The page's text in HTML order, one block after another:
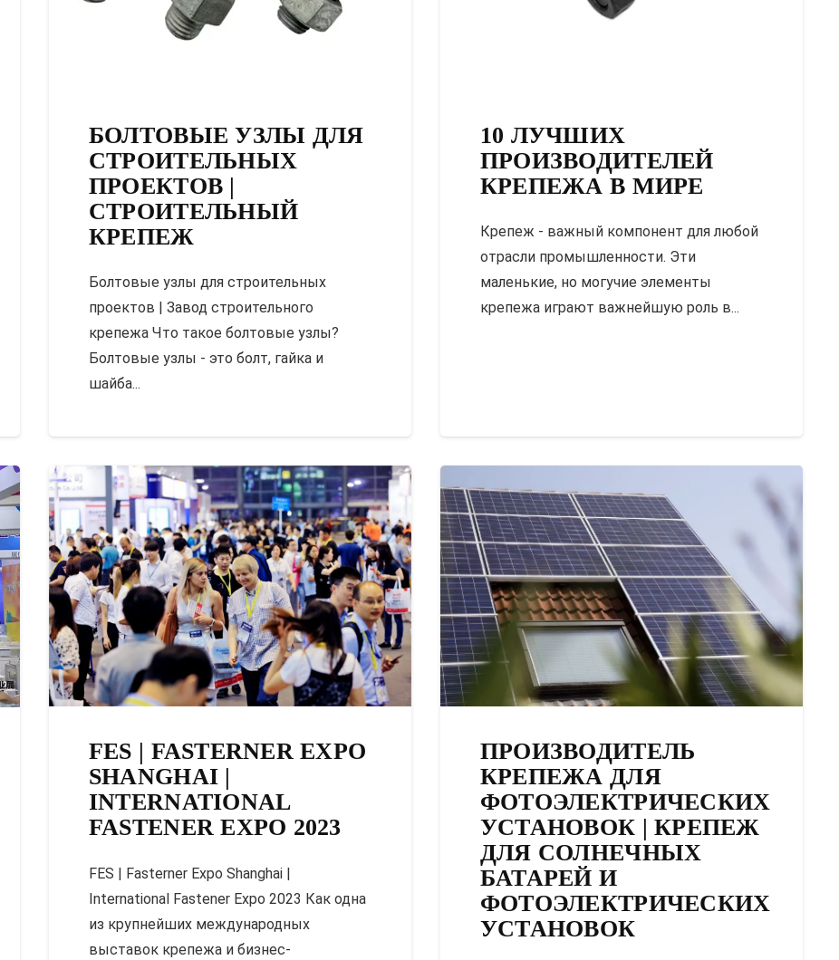
БОЛТОВЫЕ УЗЛЫ ДЛЯ
СТРОИТЕЛЬНЫХ
ПРОЕКТОВ |
СТРОИТЕЛЬНЫЙ
КРЕПЕЖ
Болтовые узлы для строительных
проектов | Завод строительного
крепежа Что такое болтовые узлы?
Болтовые узлы - это болт, гайка и
шайба...
10 ЛУЧШИХ
ПРОИЗВОДИТЕЛЕЙ
КРЕПЕЖА В МИРЕ
Крепеж - важный компонент для любой
отрасли промышленности. Эти
маленькие, но могучие элементы
крепежа играют важнейшую роль в...
FES | FASTERNER EXPO
SHANGHAI |
INTERNATIONAL
FASTENER EXPO 2023
FES | Fasterner Expo Shanghai |
International Fastener Expo 2023 Как одна
из крупнейших международных
выставок крепежа и бизнес-
ПРОИЗВОДИТЕЛЬ
КРЕПЕЖА ДЛЯ
ФОТОЭЛЕКТРИЧЕСКИХ
УСТАНОВОК | КРЕПЕЖ
ДЛЯ СОЛНЕЧНЫХ
БАТАРЕЙ И
ФОТОЭЛЕКТРИЧЕСКИХ
УСТАНОВОК